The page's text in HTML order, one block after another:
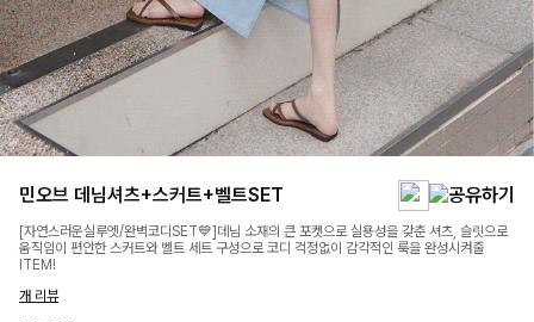
민오브 데님셔츠+스커트+벨트SET
[자연스러운실루엣/완벽코디SET💙]데님 소재의 큰 포켓으로 실용성을 갖춘 셔츠, 슬릿으로
움직임이 편안한 스커트와 벨트 세트 구성으로 코디 걱정없이 감각적인 룩을 완성시켜줄
ITEM!
개 리뷰